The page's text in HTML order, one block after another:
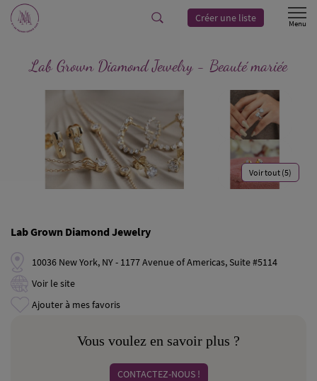
Créer une liste
Lab Grown Diamond Jewelry - Beauté mariée
Voir tout (5)
Lab Grown Diamond Jewelry
10036 New York, NY - 1177 Avenue of Americas, Suite #5114
Voir le site
Ajouter à mes favoris
Vous voulez en savoir plus ?
CONTACTEZ-NOUS !